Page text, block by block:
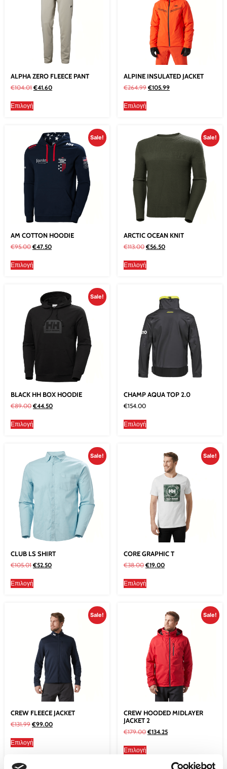
ALPHA ZERO FLEECE PANT
€104.01 €41.60
Επιλογή
ALPINE INSULATED JACKET
€264.99 €105.99
Επιλογή
Sale!
AM COTTON HOODIE
€95.00 €47.50
Επιλογή
Sale!
ARCTIC OCEAN KNIT
€113.00 €56.50
Επιλογή
Sale!
BLACK HH BOX HOODIE
€89.00 €44.50
Επιλογή
CHAMP AQUA TOP 2.0
€154.00
Επιλογή
Sale!
CLUB LS SHIRT
€105.01 €52.50
Επιλογή
Sale!
CORE GRAPHIC T
€38.00 €19.00
Επιλογή
Sale!
CREW FLEECE JACKET
€131.99 €99.00
Επιλογή
Sale!
CREW HOODED MIDLAYER
JACKET 2
€179.00 €134.25
Επιλογή